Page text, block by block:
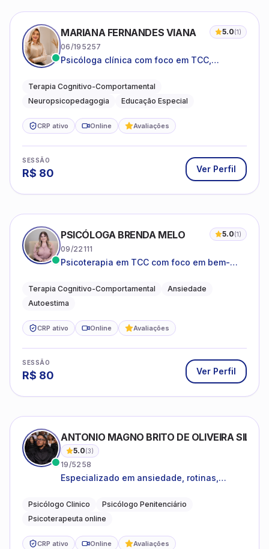
MARIANA FERNANDES VIANA 5.0(1)
06/195257
Psicóloga clínica com foco em TCC,
do neurodesenvolvimento.
Terapia Cognitivo-Comportamental
Neuropsicopedagogia
Educação Especial
CRP ativo Online Avaliações
SESSÃO
R$ 80 Ver Perfil
PSICÓLOGA BRENDA MELO 5.0(1)
09/22111
Psicoterapia em TCC com foco em bem-
o cotidiano
Terapia Cognitivo-Comportamental
Ansiedade
Autoestima
CRP ativo Online Avaliações
SESSÃO
R$ 80 Ver Perfil
ANTONIO MAGNO BRITO DE OLIVEIRA SILVA
5.0(3)
19/5258
Especializado em ansiedade, rotinas,
familiares e questões comportamentais.
Psicólogo Clinico
Psicólogo Penitenciário
Psicoterapeuta online
CRP ativo Online Avaliações